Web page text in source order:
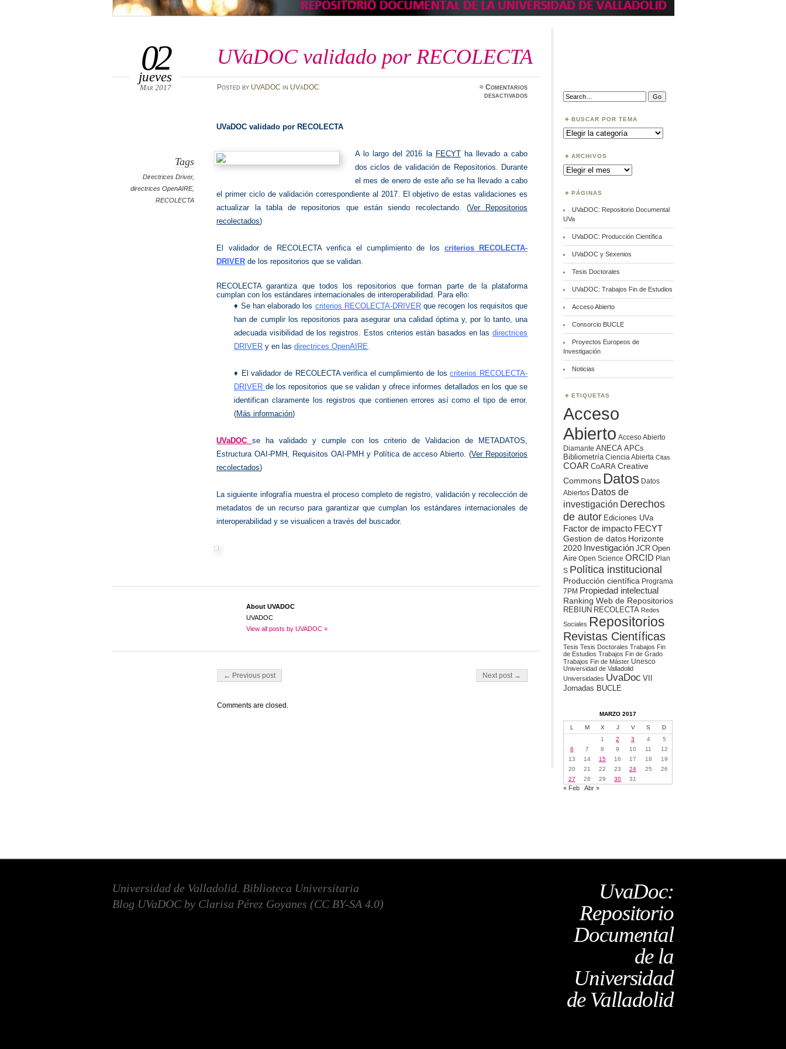
UVaDOC validado por RECOLECTA
02
jueves
Mar 2017 Posted by UVADOC in UVaDOC ≈Comentarios
desactivadosen
RECOLECTA
Tags
Directrices Driver,
directrices OpenAIRE,
RECOLECTA
UVaDOC validado por RECOLECTA
A lo largo del 2016 la FECYTha llevado a cabo
dos ciclos de validación de Repositorios. Durante
el mes de enero de este año se ha llevado a cabo
el primer ciclo de validación correspondiente al 2017. El objetivo de estas validaciones es
actualizar la tabla de repositorios que están siendo recolectando. (Ver Repositorios
recolectados)
El validador de RECOLECTA verifica el cumplimiento de los criterios RECOLECTA-
DRIVER de los repositorios que se validan.
RECOLECTA garantiza que todos los repositorios que forman parte de la plataforma
cumplan con los estándares internacionales de interoperabilidad. Para ello:
♦ Se han elaborado los criterios RECOLECTA-DRIVER que recogen los requisitos que
han de cumplir los repositorios para asegurar una calidad óptima y, por lo tanto, una
adecuada visibilidad de los registros. Estos criterios están basados en las directrices
DRIVER y en las directrices OpenAIRE.
♦ El validador de RECOLECTA verifica el cumplimiento de los criterios RECOLECTA-
DRIVER de los repositorios que se validan y ofrece informes detallados en los que se
identifican claramente los registros que contienen errores así como el tipo de error.
(Más información)
UVaDOCse ha validado y cumple con los criterio de Validacion de METADATOS,
Estructura OAI-PMH, Requisitos OAI-PMH y Política de acceso Abierto. (Ver Repositorios
recolectados)
La siguiente infografía muestra el proceso completo de registro, validación y recolección de
metadatos de un recurso para garantizar que cumplan los estándares internacionales de
interoperabilidad y se visualicen a través del buscador.
About UVADOC
UVADOC
View all posts by UVADOC »
Post navigation
← Previous post Next post →
Comments are closed.
Search:
BUSCAR POR TEMA
Buscar
por
ARCHIVOS
Archivos
PÁGINAS
UVaDOC: Repositorio Documental
UVa
UVaDOC: Producción Científica
UVaDOC y Sexenios
Tesis Doctorales
UVaDOC: Trabajos Fin de Estudios
Acceso Abierto
Consorcio BUCLE
Proyectos Europeos de
Investigación
Noticias
ETIQUETAS
Acceso
Abierto Acceso Abierto
Diamante ANECA APCs
Bibliometría Ciencia Abierta Citas
COAR CoARA Creative
Commons Datos Datos
Abiertos Datos de
investigación Derechos
de autor Ediciones UVa
Factor de impacto FECYT
Gestion de datos Horizonte
2020 Investigación JCR Open
Aire Open Science ORCID Plan
S Política institucional
Producción científica Programa
7PM Propiedad intelectual
Ranking Web de Repositorios
REBIUN RECOLECTA Redes
Sociales Repositorios
Revistas Científicas
Tesis Tesis Doctorales Trabajos Fin
de Estudios Trabajos Fin de Grado
Trabajos Fin de Máster Unesco
Universidad de Valladolid
Universidades UvaDoc VII
Jornadas BUCLE
MARZO 2017
L M X J V S
D
1
2 3 4
5
6
7 8 9 10 11
12
13
14 15 16 17 18
19
20
21 22 23 24 25
26
27
28 29 30 31
« Feb Abr »
UvaDoc:
Repositorio
Documental
de la
Universidad
de Valladolid
Universidad de Valladolid. Biblioteca Universitaria
Blog UVaDOC by Clarisa Pérez Goyanes (CC BY-SA 4.0)